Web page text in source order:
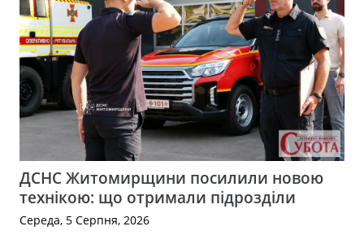
ДСНС Житомирщини посилили новою
технікою: що отримали підрозділи
Середа, 5 Серпня, 2026